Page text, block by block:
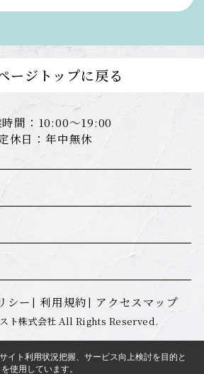
ージトップに戻る
間：10:00～19:00
休日：年中無休
シー 利用規約 アクセスマップ
ト株式会社 All Rights Reserved.
イト利用状況把握、サービス向上検討を目的と
使用しています。